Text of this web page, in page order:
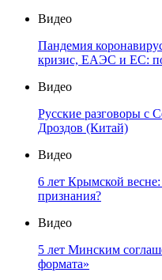
Видео
Пандемия
кризис, ЕАЭС и ЕС:
Видео
Русские разговоры с
Дроздов (Китай)
Видео
6 лет Крымской
признания?
Видео
5 лет Минским
формата»